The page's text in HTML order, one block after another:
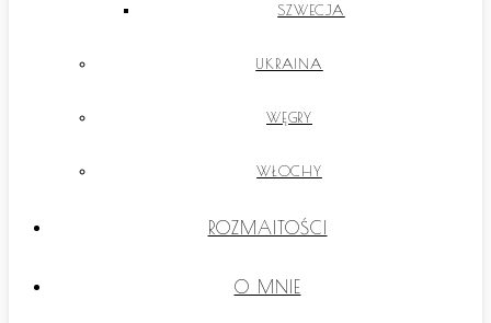
SZWECJA
UKRAINA
WĘGRY
WŁOCHY
ROZMAITOŚCI
O MNIE